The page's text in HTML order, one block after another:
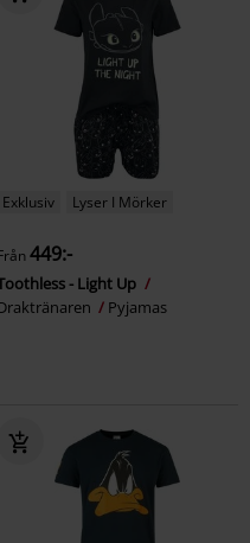
Exklusiv Lyser I Mörker
449:-
- Light Up
Pyjamas